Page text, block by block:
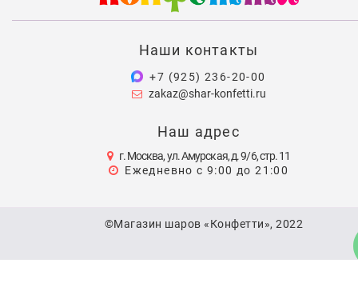
Наши контакты
+7 (925) 236-20-00
zakaz@shar-konfetti.ru
Наш адрес
г. Москва, ул. Амурская, д. 9/6, стр. 11
Ежедневно с 9:00 до 21:00
©Магазин шаров «Конфетти», 2022